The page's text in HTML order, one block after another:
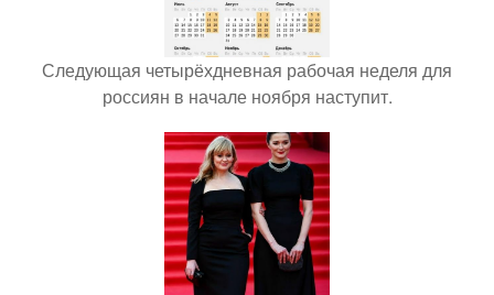
Следующая четырёхдневная рабочая неделя для
россиян в начале ноября наступит.